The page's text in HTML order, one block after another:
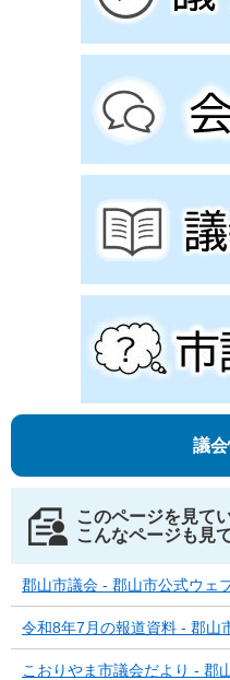
議
このページを見て
こんなページも見
郡山市議会 - 郡山市公式ウェ
令和8年7月の報道資料 - 郡山
こおりやま市議会だより - 郡